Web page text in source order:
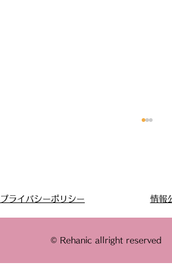
暑くて外に出られない日
プライバシーポリシー 情報
© Rehanic allright reserved